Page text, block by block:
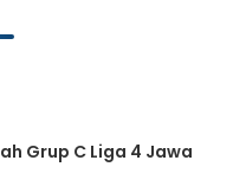
Grup C Liga 4 Jawa